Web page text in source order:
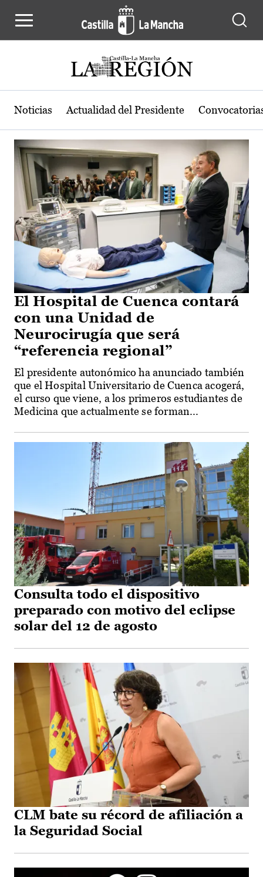
Actualidad de la región de Castilla-
Noticias Actualidad del Presidente
El Hospital de Cuenca contará
con una Unidad de
Neurocirugía que será
“referencia regional”
El presidente autonómico ha anunciado también
que el Hospital Universitario de Cuenca acogerá,
el curso que viene, a los primeros estudiantes de
Medicina que actualmente se forman...
Consulta todo el dispositivo
preparado con motivo del eclipse
solar del 12 de agosto
CLM bate su récord de afiliación a
la Seguridad Social